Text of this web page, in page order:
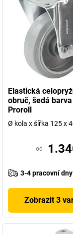
Elastická
obruč, šedá
Proroll
Ø kola x šířka 125 x
od
3-4 pracovní dny
Zobrazit 3